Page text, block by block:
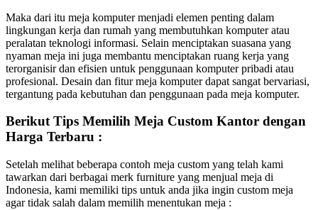
Maka dari itu meja komputer menjadi elemen penting dalam
lingkungan kerja dan rumah yang membutuhkan komputer atau
peralatan teknologi informasi. Selain menciptakan suasana yang
nyaman meja ini juga membantu menciptakan ruang kerja yang
terorganisir dan efisien untuk penggunaan komputer pribadi atau
profesional. Desain dan fitur meja komputer dapat sangat bervariasi,
tergantung pada kebutuhan dan penggunaan pada meja komputer.
Berikut Tips Memilih Meja Custom Kantor dengan
Harga Terbaru :
Setelah melihat beberapa contoh meja custom yang telah kami
tawarkan dari berbagai merk furniture yang menjual meja di
Indonesia, kami memiliki tips untuk anda jika ingin custom meja
agar tidak salah dalam memilih menentukan meja :